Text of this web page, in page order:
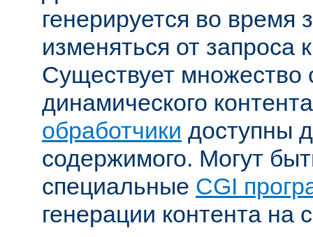
генерируется во время
изменяться от запроса
Существует множество
динамического
обработчики доступны
содержимого. Могут
специальные CGI
генерации контента на